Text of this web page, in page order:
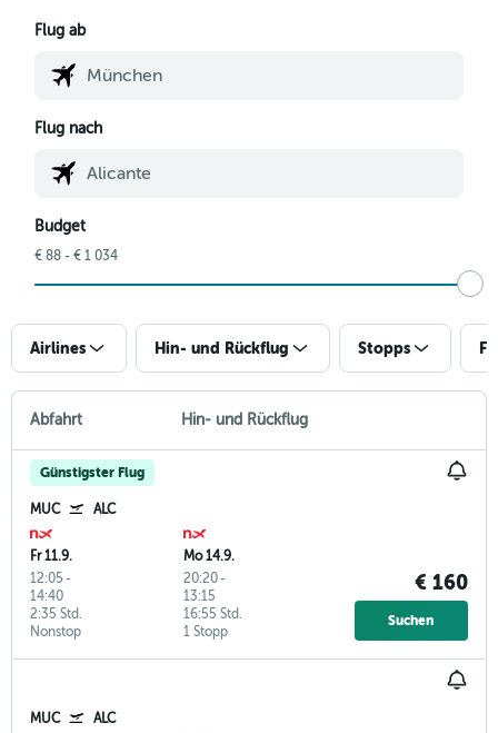
Flug ab
Flug nach
Budget
€ 88 - € 1 034
Airlines Hin- und Rückflug Stopps
Abfahrt Hin- und Rückflug
Günstigster Flug
MUC ALC
Fr 11.9.
12:05 -
14:40
Nonstop
2:35 Std.
Mo 14.9.
20:20-
13:15
1 Stopp
16:55 Std.
€ 160
Suchen
MUC ALC